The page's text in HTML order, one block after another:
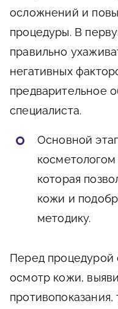
осложнений и
процедуры. В
правильно
негативных
предварительное
специалиста.
Основной
которая
кожи и
методику.
Перед процедурой
осмотр кожи,
противопоказания,